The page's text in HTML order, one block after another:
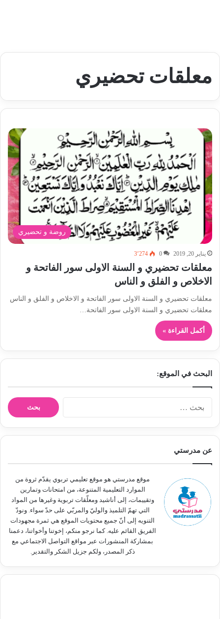
معلقات تحضيري
روضة و تحضيري
يناير 20, 2019 0 3٬274
معلقات تحضيري و السنة الاولى سور الفاتحة و
الاخلاص و الفلق و الناس
معلقات تحضيري و السنة الاولى سور الفاتحة و الاخلاص و الفلق و الناس
معلقات تحضيري و السنة الاولى سور الفاتحة…
أكمل القراءة »
البحث في الموقع:
ن
عن مدرستي
موقع مدرستي هو موقع تعليمي تربوي يقدّم ثروة من
الموارد التعليمية المتنوعة، من امتحانات وتمارين
وتقييمات، إلى أناشيد ومعلّقات تربوية وغيرها من المواد
التي تهمّ التلميذ والوليّ والمربّي على حدّ سواء. ونودّ
التنويه إلى أنّ جميع محتويات الموقع هي ثمرة مجهودات
الفريق القائم عليه. كما نرجو منكم، إخوتنا وأخواتنا، دعمنا
بمشاركة المنشورات عبر مواقع التواصل الاجتماعي مع
ذكر المصدر، ولكم جزيل الشكر والتقدير.